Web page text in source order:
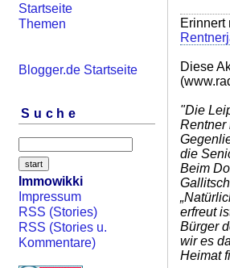
Startseite
Themen
Blogger.de Startseite
Suche
Immowikki
Impressum
RSS (Stories)
RSS (Stories u.
Kommentare)
Erinnert
Diese
"Die
Rentner
die
Beim
erfreut
Bürger
wir es
Heimat